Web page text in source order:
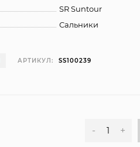
SR Suntour
Сальники
АРТИКУЛ: SS100239
- +